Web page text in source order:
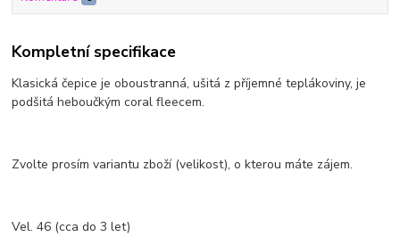
Kompletní specifikace
Klasická čepice je oboustranná, ušitá z příjemné teplákoviny, je
podšitá heboučkým coral fleecem.
Zvolte prosím variantu zboží (velikost), o kterou máte zájem.
Vel. 46 (cca do 3 let)